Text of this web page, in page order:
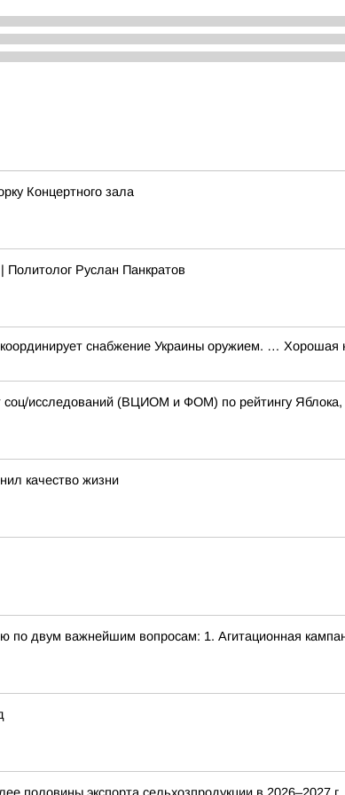
Концертного зала
Руслан Панкратов
снабжение Украины оружием. … Хорошая
исследований (ВЦИОМ и ФОМ) по рейтингу Яблока,
качество жизни
по двум важнейшим вопросам: 1. Агитационная